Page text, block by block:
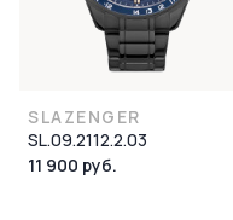
SLAZENGER
SL.09.2112.2.03
11 900 руб.